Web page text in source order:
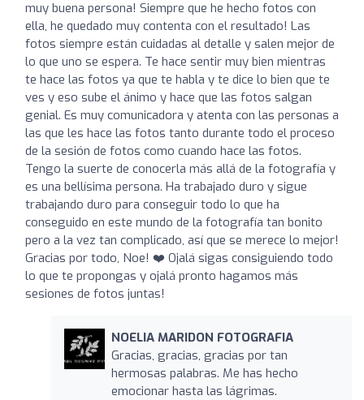
muy buena persona! Siempre que he hecho fotos con
ella, he quedado muy contenta con el resultado! Las
fotos siempre están cuidadas al detalle y salen mejor de
lo que uno se espera. Te hace sentir muy bien mientras
te hace las fotos ya que te habla y te dice lo bien que te
ves y eso sube el ánimo y hace que las fotos salgan
genial. Es muy comunicadora y atenta con las personas a
las que les hace las fotos tanto durante todo el proceso
de la sesión de fotos como cuando hace las fotos.
Tengo la suerte de conocerla más allá de la fotografía y
es una bellísima persona. Ha trabajado duro y sigue
trabajando duro para conseguir todo lo que ha
conseguido en este mundo de la fotografía tan bonito
pero a la vez tan complicado, así que se merece lo mejor!
Gracias por todo, Noe! ❤️ Ojalá sigas consiguiendo todo
lo que te propongas y ojalá pronto hagamos más
sesiones de fotos juntas!
NOELIA MARIDON FOTOGRAFIA
Gracias, gracias, gracias por tan
hermosas palabras. Me has hecho
emocionar hasta las lágrimas.